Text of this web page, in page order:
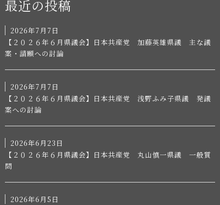
最近の投稿
2026年7月7日
【２０２６年６月県議会】日本共産党 加藤英雄県議 主な議
案・請願への討論
2026年7月7日
【２０２６年６月県議会】日本共産党 浅野ふみ子県議 発議
案への討論
2026年6月23日
【２０２６年６月県議会】日本共産党 丸山慎一県議 一般質
問
2026年6月5日